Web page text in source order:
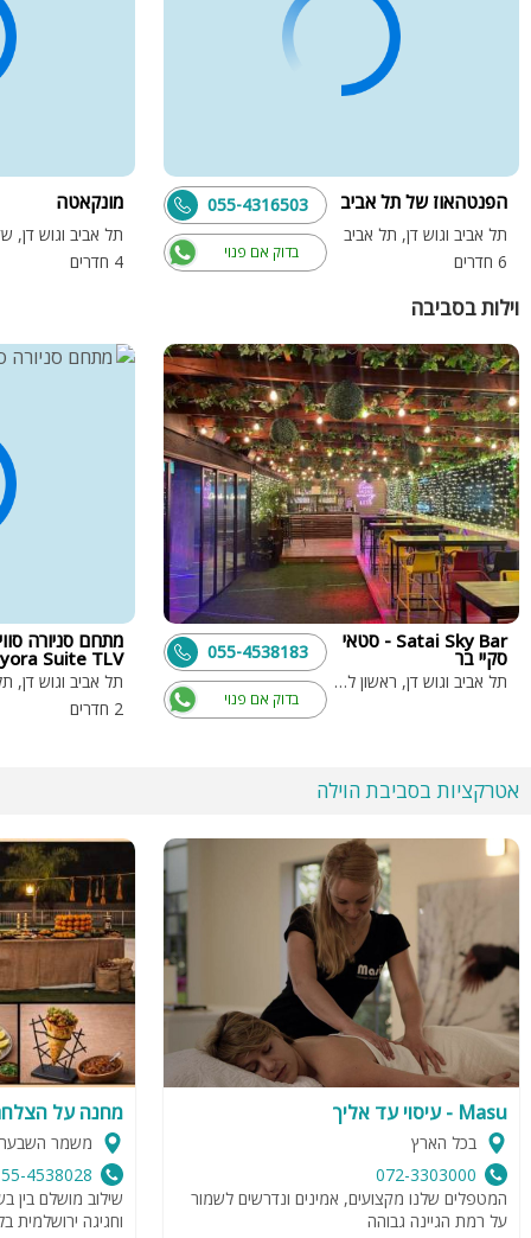
הפנטהאוז של תל אביב
תל אביב וגוש דן, תל אביב
6 חדרים
בדוק אם פנוי
055-4316503 מונקאטה
תל אביב וגוש דן,
4 חדרים
וילות בסביבה
Satai Sky Bar - סטאי
סקיי בר
תל אביב וגוש דן, ראשון לציון
בדוק אם פנוי
055-4538183 מתחם סניורה
Suite TLV
תל אביב וגוש דן,
2 חדרים
אטרקציות בסביבת הוילה
Masu - עיסוי עד אליך
בכל הארץ
072-3303000
המטפלים שלנו מקצועים, אמינים ונדרשים לשמור
על רמת הגיינה גבוהה
מחנה על
משמר
4538028
שילוב מושלם בין
וחגיגה ירושלמית